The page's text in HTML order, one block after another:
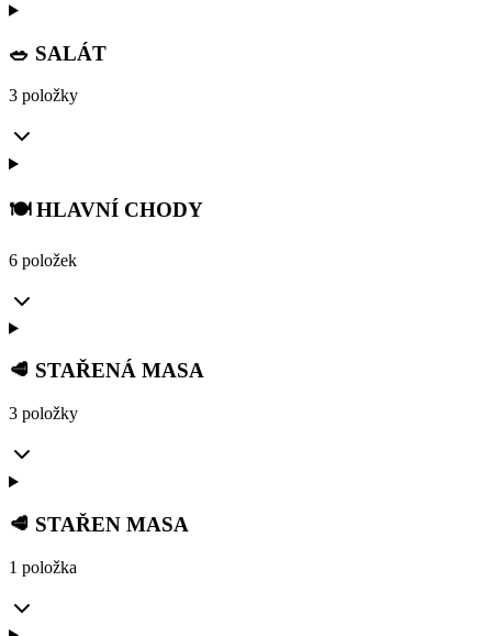
🥗 SALÁT
3 položky
🍽️ HLAVNÍ CHODY
6 položek
🥩 STAŘENÁ MASA
3 položky
🥩 STAŘEN MASA
1 položka